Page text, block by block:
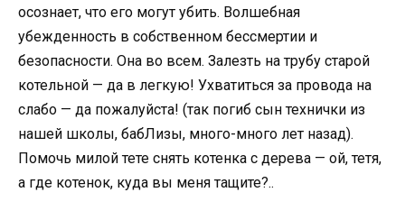
осознает, что его могут убить. Волшебная
убежденность в собственном бессмертии и
безопасности. Она во всем. Залезть на трубу старой
котельной — да в легкую! Ухватиться за провода на
слабо — да пожалуйста! (так погиб сын технички из
нашей школы, бабЛизы, много-много лет назад).
Помочь милой тете снять котенка с дерева — ой, тетя,
а где котенок, куда вы меня тащите?..